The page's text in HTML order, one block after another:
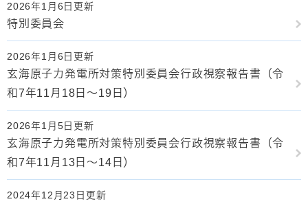
2026年1月6日更新
特別委員会
2026年1月6日更新
玄海原子力発電所対策特別委員会行政視察報告書（令
和7年11月18日～19日）
2026年1月5日更新
玄海原子力発電所対策特別委員会行政視察報告書（令
和7年11月13日～14日）
2024年12月23日更新